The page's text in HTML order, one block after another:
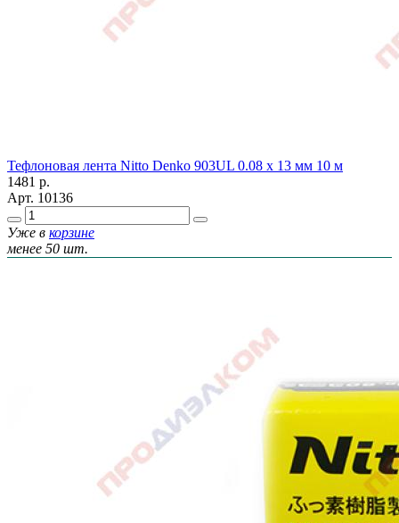
Тефлоновая лента Nitto Denko 903UL 0.08 х 13 мм 10 м
1481 р.
Арт. 10136
Уже в корзине
менее 50 шт.